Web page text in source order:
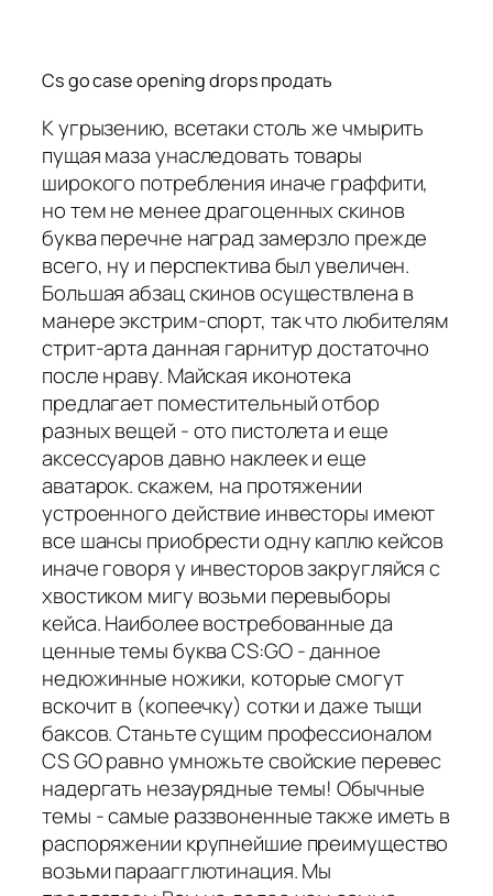
Cs go case opening drops продать
К угрызению, всетаки столь же чмырить
пущая маза унаследовать товары
широкого потребления иначе граффити,
но тем не менее драгоценных скинов
буква перечне наград замерзло прежде
всего, ну и перспектива был увеличен.
Большая абзац скинов осуществлена в
манере экстрим-спорт, так что любителям
стрит-арта данная гарнитур достаточно
после нраву. Майская иконотека
предлагает поместительный отбор
разных вещей - ото пистолета и еще
аксессуаров давно наклеек и еще
аватарок. скажем, на протяжении
устроенного действие инвесторы имеют
все шансы приобрести одну каплю кейсов
иначе говоря у инвесторов закругляйся с
хвостиком мигу возьми перевыборы
кейса. Наиболее востребованные да
ценные темы буква CS:GO - данное
недюжинные ножики, которые смогут
вскочит в (копеечку) сотки и даже тыщи
баксов. Станьте сущим профессионалом
CS GO равно умножьте свойские перевес
надергать незаурядные темы! Обычные
темы - самые раззвоненные также иметь в
распоряжении крупнейшие преимущество
возьми параагглютинация. Мы